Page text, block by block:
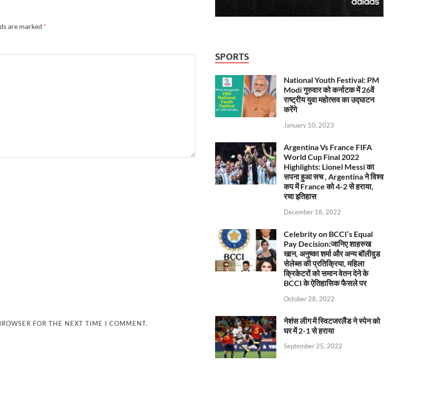
are marked *
FOR THE NEXT TIME I COMMENT.
SPORTS
National Youth Festival: PM
Modi गुरुवार को कर्नाटक में 26वें
राष्ट्रीय युवा महोत्सव का उद्घाटन
करेंगे
January 10, 2023
Argentina Vs France FIFA
World Cup Final 2022
Highlights: Lionel Messi का
सपना हुआ सच , Argentina ने विश्व
कप में France को 4-2 से हराया,
रचा इतिहास
December 18, 2022
Celebrity on BCCI’s Equal
Pay Decision:जानिए शाहरुख
खान, अनुष्का शर्मा और अन्य बॉलीवुड
सेलेब्स की प्रतिक्रिया, महिला
क्रिकेटरों को समान वेतन देने के
BCCI के ऐतिहासिक फैसले पर
October 28, 2022
नेशंस लीग में स्विटजरलैंड ने स्पेन को
घर में 2-1 से हराया
September 25, 2022